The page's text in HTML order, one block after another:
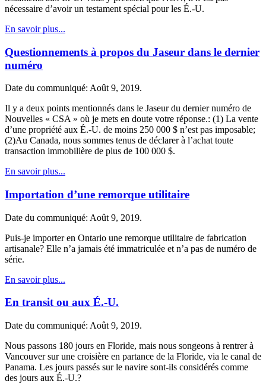
nécessaire d’avoir un testament spécial pour les É.-U.
En savoir plus...
Questionnements à propos du Jaseur dans le dernier
numéro
Date du communiqué: Août 9, 2019.
Il y a deux points mentionnés dans le Jaseur du dernier numéro de
Nouvelles « CSA » où je mets en doute votre réponse.: (1) La vente
d’une propriété aux É.-U. de moins 250 000 $ n’est pas imposable;
(2)Au Canada, nous sommes tenus de déclarer à l’achat toute
transaction immobilière de plus de 100 000 $.
En savoir plus...
Importation d’une remorque utilitaire
Date du communiqué: Août 9, 2019.
Puis-je importer en Ontario une remorque utilitaire de fabrication
artisanale? Elle n’a jamais été immatriculée et n’a pas de numéro de
série.
En savoir plus...
En transit ou aux É.-U.
Date du communiqué: Août 9, 2019.
Nous passons 180 jours en Floride, mais nous songeons à rentrer à
Vancouver sur une croisière en partance de la Floride, via le canal de
Panama. Les jours passés sur le navire sont-ils considérés comme
des jours aux É.-U.?